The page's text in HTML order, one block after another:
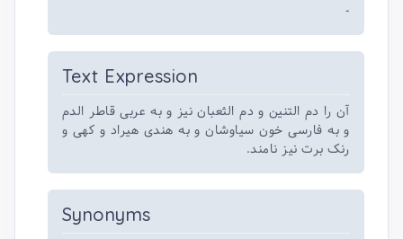
-
Text Expression
آن را دم التنین و دم الثعبان نیز و به عربی قاطر الدم
و به فارسی خون سیاوشان و به هندی هیراد و کهی و
رنک برت نیز نامند.
Synonyms